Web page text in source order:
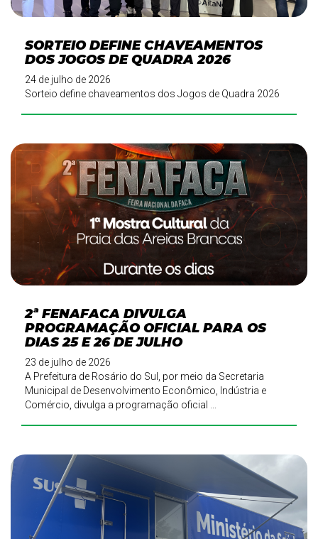
SORTEIO DEFINE CHAVEAMENTOS
DOS JOGOS DE QUADRA 2026
24 de julho de 2026
Sorteio define chaveamentos dos Jogos de Quadra 2026
2ª FENAFACA DIVULGA
PROGRAMAÇÃO OFICIAL PARA OS
DIAS 25 E 26 DE JULHO
23 de julho de 2026
A Prefeitura de Rosário do Sul, por meio da Secretaria
Municipal de Desenvolvimento Econômico, Indústria e
Comércio, divulga a programação oficial ...